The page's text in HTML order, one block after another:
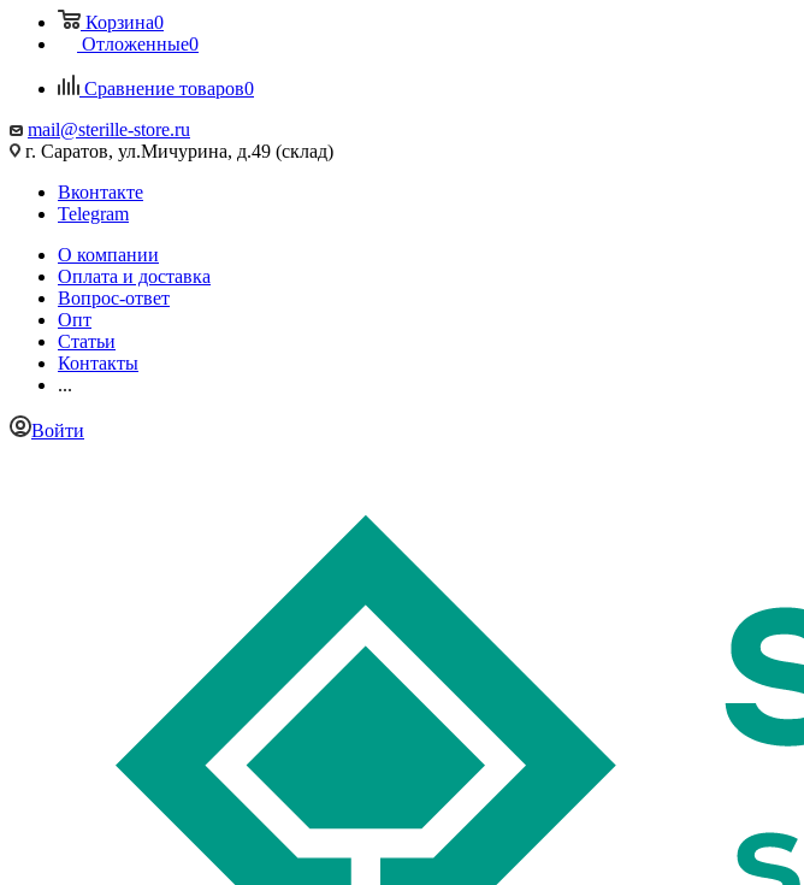
Корзина0
Отложенные0
Сравнение товаров0
mail@sterille-store.ru
г. Саратов, ул.Мичурина, д.49 (склад)
Вконтакте
Telegram
О компании
Оплата и доставка
Вопрос-ответ
Опт
Статьи
Контакты
...
Войти